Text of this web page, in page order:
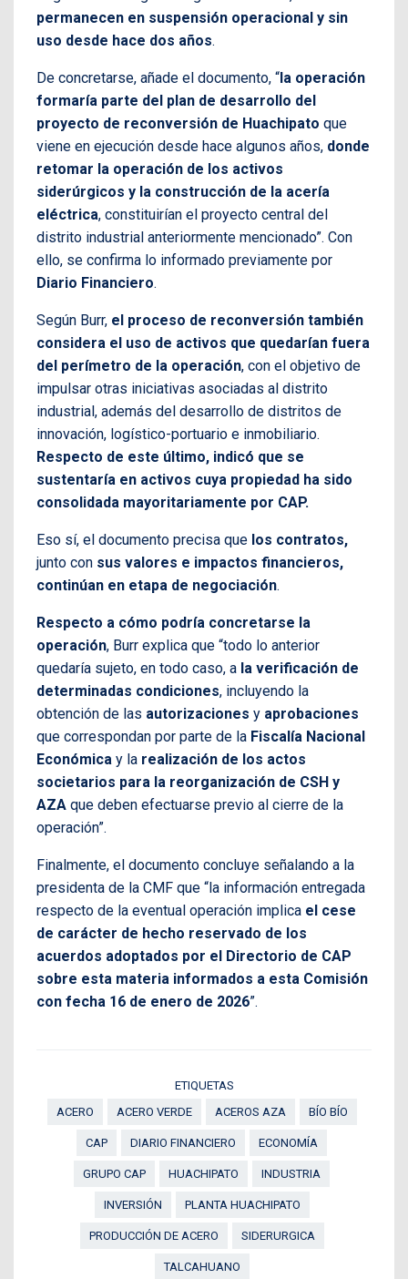
permanecen en suspensión operacional y sin
uso desde hace dos años.
De concretarse, añade el documento, “ la operación
formaría parte del plan de desarrollo del
proyecto de reconversión de Huachipato que
viene en ejecución desde hace algunos años, donde
retomar la operación de los activos
siderúrgicos y la construcción de la acería
eléctrica, constituirían el proyecto central del
distrito industrial anteriormente mencionado”. Con
ello, se confirma lo informado previamente por
Diario Financiero.
Según Burr, el proceso de reconversión también
considera el uso de activos que quedarían fuera
del perímetro de la operación, con el objetivo de
impulsar otras iniciativas asociadas al distrito
industrial, además del desarrollo de distritos de
innovación, logístico-portuario e inmobiliario.
Respecto de este último, indicó que se
sustentaría en activos cuya propiedad ha sido
consolidada mayoritariamente por CAP.
Eso sí, el documento precisa que los contratos,
junto con sus valores e impactos financieros,
continúan en etapa de negociación.
Respecto a cómo podría concretarse la
operación, Burr explica que “todo lo anterior
quedaría sujeto, en todo caso, a la verificación de
determinadas condiciones, incluyendo la
obtención de las autorizaciones y aprobaciones
que correspondan por parte de la Fiscalía Nacional
Económica y la realización de los actos
societarios para la reorganización de CSH y
AZA que deben efectuarse previo al cierre de la
operación”.
Finalmente, el documento concluye señalando a la
presidenta de la CMF que “la información entregada
respecto de la eventual operación implica el cese
de carácter de hecho reservado de los
acuerdos adoptados por el Directorio de CAP
sobre esta materia informados a esta Comisión
con fecha 16 de enero de 2026”.
ETIQUETAS
ACERO
ACERO VERDE ACEROS AZA BÍO BÍO
CAP DIARIO FINANCIERO ECONOMÍA
GRUPO CAP HUACHIPATO INDUSTRIA
INVERSIÓN PLANTA HUACHIPATO
PRODUCCIÓN DE ACERO SIDERURGICA
TALCAHUANO